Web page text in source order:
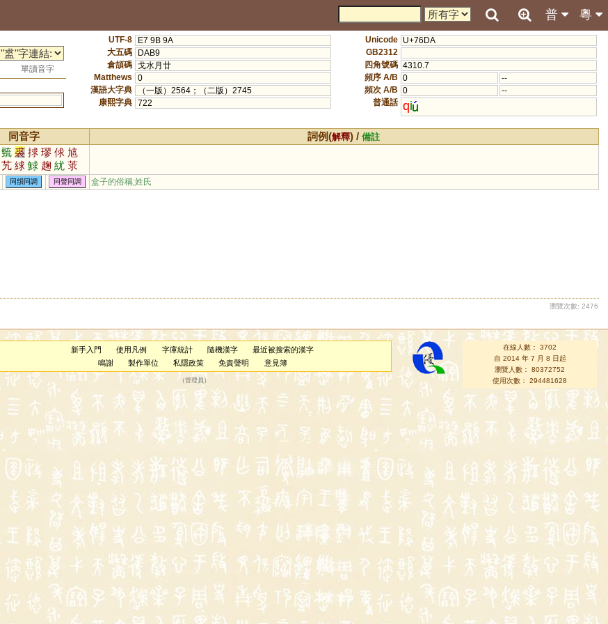
粵
普
單讀音字
UTF-8
E7 9B 9A
大五碼
DAB9
倉頡碼 戈水月廿
Matthews
0
漢語大字典
（一版）2564；（二版）2745
康熙字典 722
Unicode U+76DA
GB2312
四角號碼 4310.7
頻序 A/B 0
--
頻次 A/B 0
--
普通話 qi
同音字 詞例(解釋) /備註
巰 裘 捄 璆 俅 訄
艽 絿 鯄 趜 紌 莍
觓 鼽 銶 觩 蛷 釚
梂 厹
同韻同調 同聲同調 盒子的俗稱;姓氏
瀏覽次數: 2476
新手入門 使用凡例 字庫統計 隨機漢字
最近被搜索的漢字
鳴謝
製作單位 私隱政策 免責聲明 意見簿
（管理員 ）
在線人數： 3702
自 2014 年 7 月 8 日起
瀏覽人數： 80372752
使用次數： 294481628